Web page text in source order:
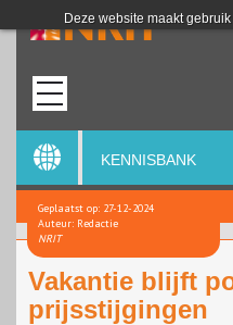
Deze website maakt
KENNISBANK
Geplaatst op: 27-12-2024
Auteur: Redactie
NRIT
Vakantie blijft
prijsstijgingen